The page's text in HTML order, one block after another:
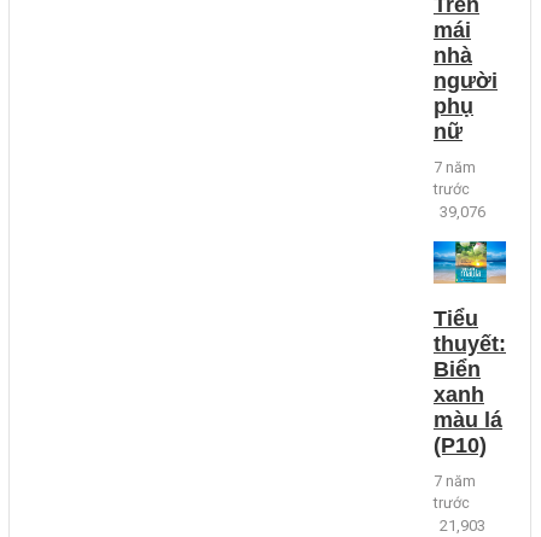
mái
nhà
người
phụ
nữ
7 năm
trước
39,076
Tiểu
thuyết:
Biển
xanh
màu lá
(P10)
7 năm
trước
21,903